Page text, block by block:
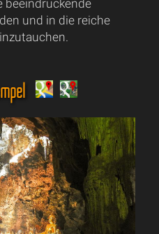
beeindruckende
und in die reiche